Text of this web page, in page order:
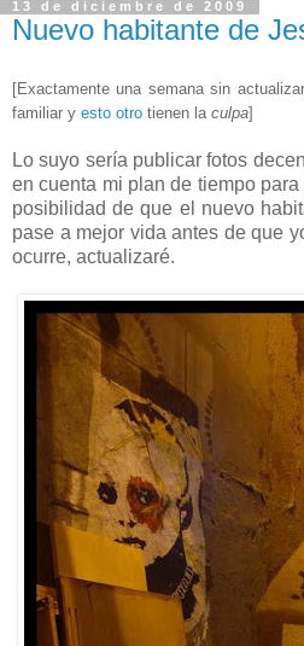
13 de diciembre de 2009
Nuevo habitante de
[Exactamente una semana sin
familiar y esto otro tienen la culpa]
Lo suyo sería publicar fotos
en cuenta mi plan de tiempo
posibilidad de que el nuevo
pase a mejor vida antes de que
ocurre, actualizaré.